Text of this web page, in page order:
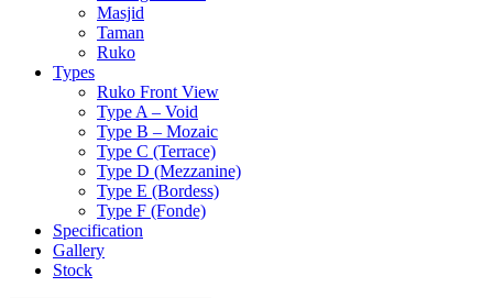
Masjid
Taman
Ruko
Types
Ruko Front View
Type A – Void
Type B – Mozaic
Type C (Terrace)
Type D (Mezzanine)
Type E (Bordess)
Type F (Fonde)
Specification
Gallery
Stock